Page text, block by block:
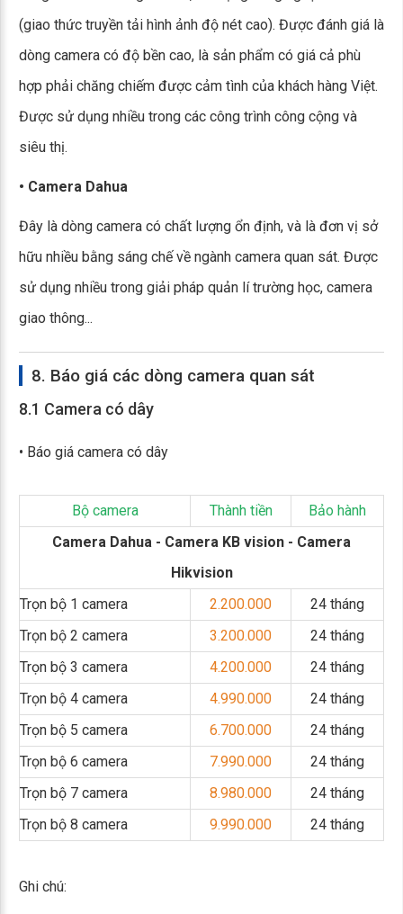
(giao thức truyền tải hình ảnh độ nét cao). Được đánh giá là
dòng camera có độ bền cao, là sản phẩm có giá cả phù
hợp phải chăng chiếm được cảm tình của khách hàng Việt.
Được sử dụng nhiều trong các công trình công cộng và
siêu thị.
• Camera Dahua
Đây là dòng camera có chất lượng ổn định, và là đơn vị sở
hữu nhiều bằng sáng chế về ngành camera quan sát. Được
sử dụng nhiều trong giải pháp quản lí trường học, camera
giao thông...
8. Báo giá các dòng camera quan sát
8.1 Camera có dây
• Báo giá camera có dây
Bộ camera Thành tiền
Bảo hành
Camera Dahua - Camera KB vision - Camera
Hikvision
Trọn bộ 1 camera
2.200.000
24 tháng
Trọn bộ 2 camera
3.200.000
24 tháng
Trọn bộ 3 camera
4.200.000
24 tháng
Trọn bộ 4 camera
4.990.000
24 tháng
Trọn bộ 5 camera
6.700.000
24 tháng
Trọn bộ 6 camera
7.990.000
24 tháng
Trọn bộ 7 camera
8.980.000
24 tháng
Trọn bộ 8 camera
9.990.000 24 tháng
Ghi chú: